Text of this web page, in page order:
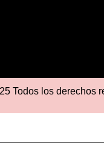
Todos los derechos